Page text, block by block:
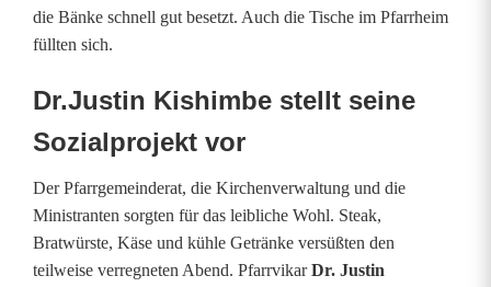
r
i
f
f
t
L
u
die Bänke schnell gut besetzt. Auch die Tische im Pfarrheim
füllten sich.
Dr.Justin Kishimbe stellt seine
Sozialprojekt vor
Der Pfarrgemeinderat, die Kirchenverwaltung und die
Ministranten sorgten für das leibliche Wohl. Steak,
Bratwürste, Käse und kühle Getränke versüßten den
teilweise verregneten Abend. PfarrvikarDr. Justin